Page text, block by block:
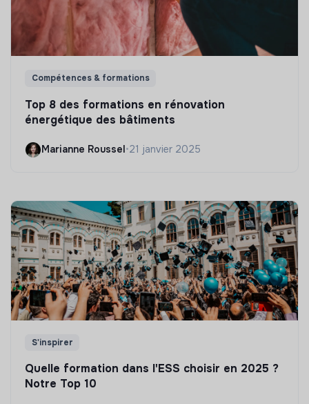
Compétences & formations
Top 8 des formations en rénovation
énergétique des bâtiments
Marianne Roussel•21 janvier 2025
S'inspirer
Quelle formation dans l'ESS choisir en 2025 ?
Notre Top 10